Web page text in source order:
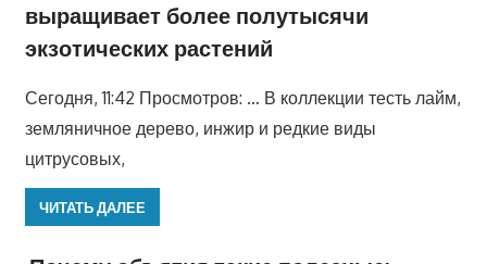
выращивает более полутысячи
экзотических растений
Сегодня, 11:42 Просмотров: … В коллекции тесть лайм,
земляничное дерево, инжир и редкие виды
цитрусовых,
ЧИТАТЬ ДАЛЕЕ